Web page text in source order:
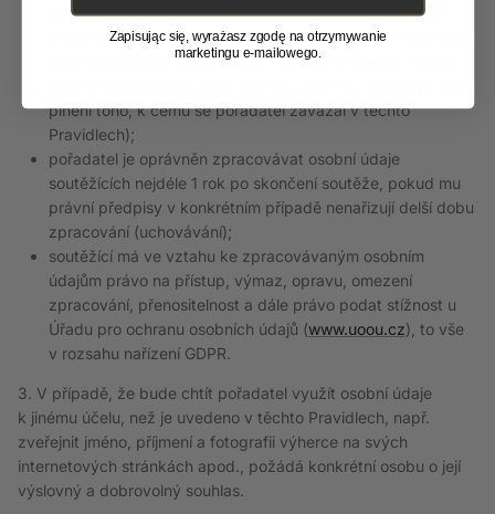
pořadatel zpracovává osobní údaje za účelem zajištění
průběhu, ukončení a vyhlášení soutěže podle Pravidel a za
účelem následné komunikace s výherci a předání výhry;
plnění toho, k čemu se pořadatel zavázal v těchto
Pravidlech);
pořadatel je oprávněn zpracovávat osobní údaje
soutěžících nejdéle 1 rok po skončení soutěže, pokud mu
právní předpisy v konkrétním případě nenařizují delší dobu
zpracování (uchovávání);
soutěžící má ve vztahu ke zpracovávaným osobním
údajům právo na přístup, výmaz, opravu, omezení
zpracování, přenositelnost a dále právo podat stížnost u
Úřadu pro ochranu osobních údajů (www.uoou.cz), to vše
v rozsahu nařízení GDPR.
3. V případě, že bude chtít pořadatel využít osobní údaje
k jinému účelu, než je uvedeno v těchto Pravidlech, např.
zveřejnit jméno, příjmení a fotografii výherce na svých
internetových stránkách apod., požádá konkrétní osobu o její
výslovný a dobrovolný souhlas.
Zapisując się, wyrażasz zgodę na otrzymywanie
marketingu e-mailowego.